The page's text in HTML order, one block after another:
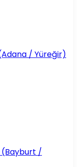
/ Yüreğir)
(Bayburt /